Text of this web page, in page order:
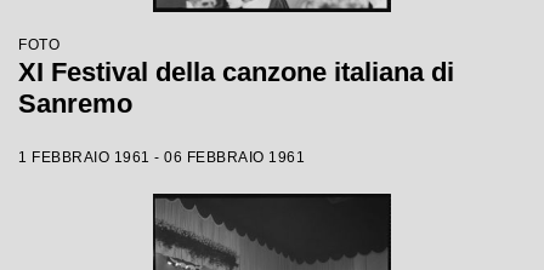
FOTO
XI Festival della canzone italiana di
Sanremo
1 FEBBRAIO 1961 - 06 FEBBRAIO 1961